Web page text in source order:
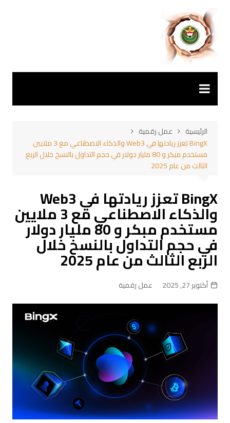
المحتوى
الرئيسية
عمل رقمية
BingX تعزز ريادتها في Web3 والذكاء الاصطناعي مع 3 ملايين
مستخدم مبكر و 80 مليار دولار في حجم التداول بالنسخ خلال الربع
الثالث من عام 2025
BingX تعزز ريادتها في Web3
والذكاء الاصطناعي مع 3 ملايين
مستخدم مبكر و 80 مليار دولار
في حجم التداول بالنسخ خلال
الربع الثالث من عام 2025
أكتوبر 27, 2025 عمل رقمية